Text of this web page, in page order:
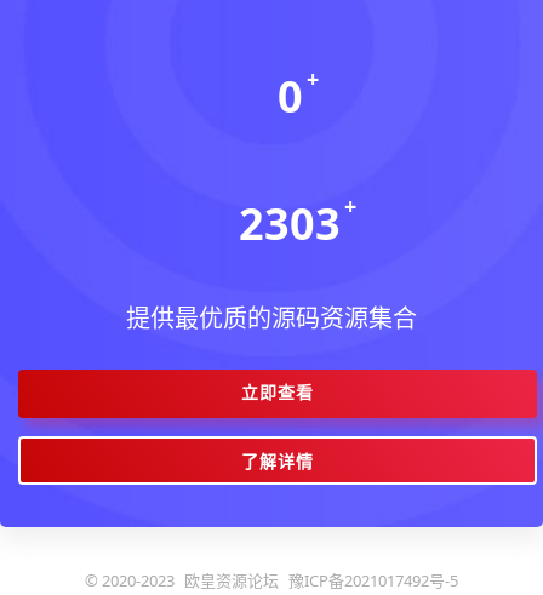
0
2303
提供最优质的源码资源集合
立即查看
了解详情
© 2020-2023 欧皇资源论坛 豫ICP备2021017492号-5